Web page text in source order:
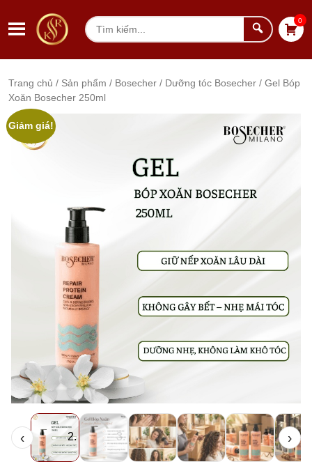
Tìm
0
Trang chủ / Sản phẩm / Bosecher / Dưỡng tóc Bosecher / Gel Bóp
Xoăn Bosecher 250ml
Tổng quan sản phẩm
Thư viện ảnh sản phẩm
Giảm giá!
‹ ›